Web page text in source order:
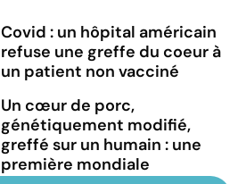
Covid : un hôpital américain
refuse une greffe du coeur à
un patient non vacciné
Un cœur de porc,
génétiquement modifié,
greffé sur un humain : une
première mondiale